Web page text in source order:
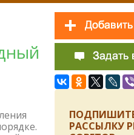
РАССЫЛКУ